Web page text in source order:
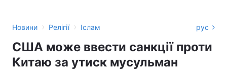
Новини › Релігії › Іслам рус
США може ввести санкції проти
Китаю за утиск мусульман